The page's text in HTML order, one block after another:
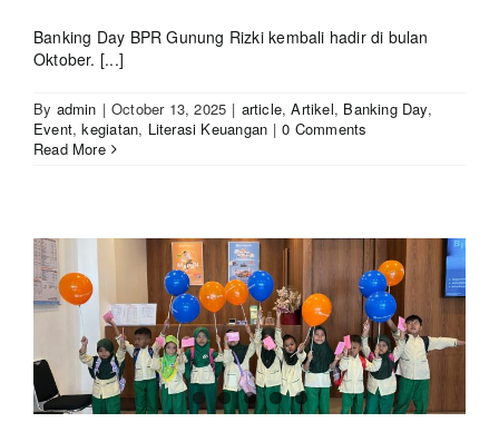
Banking Day BPR Gunung Rizki kembali hadir di bulan
Oktober. [...]
By admin | October 13, 2025 | article,Artikel, Banking Day,
Event,kegiatan, Literasi Keuangan | 0 Comments
Read More